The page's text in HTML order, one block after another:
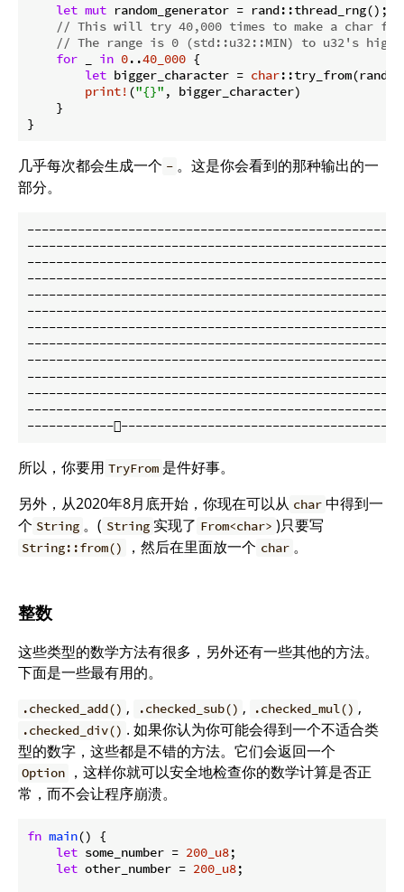
let mut random_generator = rand::thread_rng();
// This will try 40,000 times to make a char
// The range is 0 (std::u32::MIN) to u32's
for
in 0..40_000 {
let bigger_character = char
print! ("{}" , bigger_character)
    }
}
几乎每次都会生成一个 - 。这是你会看到的那种输出的一
部分。
所以，你要用 TryFrom 是件好事。
另外，从2020年8月底开始，你现在可以从 char 中得到一
个 String 。( String 实现了 From<char> )只要写
String::from() ，然后在里面放一个 char 。
整数
这些类型的数学方法有很多，另外还有一些其他的方法。
下面是一些最有用的。
.checked_add() , .checked_sub() , .checked_mul() ,
.checked_div() . 如果你认为你可能会得到一个不适合类
型的数字，这些都是不错的方法。它们会返回一个
Option
，这样你就可以安全地检查你的数学计算是否正
常，而不会让程序崩溃。
fn main() {
let some_number = 200_u8;
let other_number = 200_u8;